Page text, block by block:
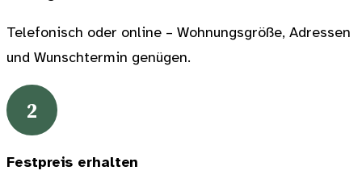
Telefonisch oder online – Wohnungsgröße, Adressen
und Wunschtermin genügen.
2
Festpreis erhalten